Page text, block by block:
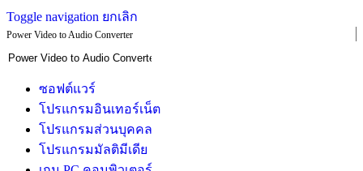
Toggle navigation ยกเลิก
Power Video to Audio Converter
ซอฟต์แวร์
โปรแกรมอินเทอร์เน็ต
โปรแกรมส่วนบุคคล
โปรแกรมมัลติมีเดีย